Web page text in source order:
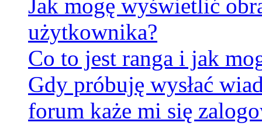
Jak mogę wyświetlić
użytkownika?
Co to jest ranga i jak
Gdy próbuję wysłać
forum każe mi się